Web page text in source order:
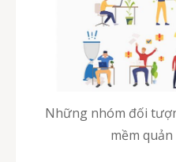
Những nhóm đối
mềm